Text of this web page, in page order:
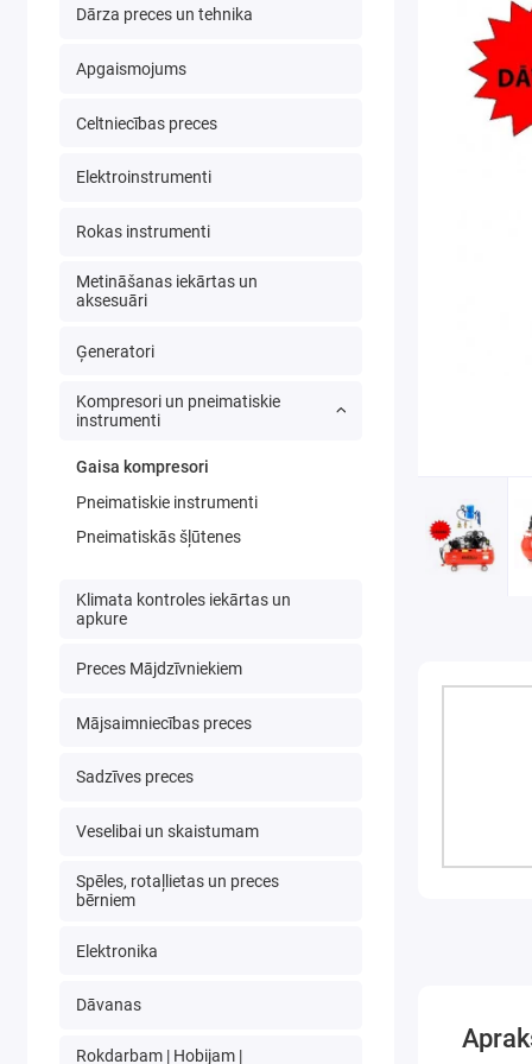
Dārza preces un tehnika
Apgaismojums
Celtniecības preces
Elektroinstrumenti
Rokas instrumenti
Metināšanas iekārtas un
aksesuāri
Ģeneratori
Kompresori un pneimatiskie
instrumenti
Gaisa kompresori
Pneimatiskie instrumenti
Pneimatiskās šļūtenes
Klimata kontroles iekārtas un
apkure
Preces Mājdzīvniekiem
Mājsaimniecības preces
Sadzīves preces
Veselibai un skaistumam
Spēles, rotaļlietas un preces
bērniem
Elektronika
Dāvanas
Rokdarbam | Hobijam |